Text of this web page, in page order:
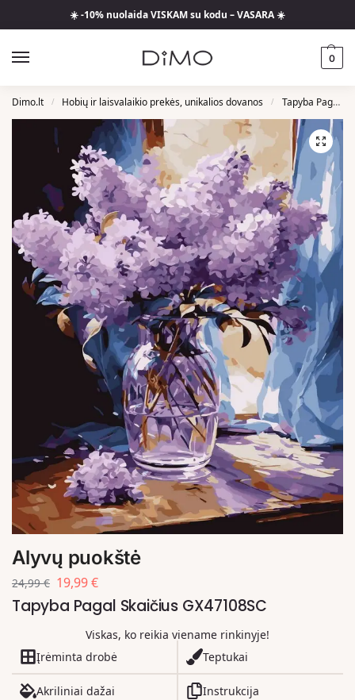
☀️ -10% nuolaida VISKAM su kodu – VASARA ☀️
0
Dimo.lt / Hobių ir laisvalaikio prekės, unikalios dovanos / Tapyba Pagal Skaičius
Alyvų puokštė
24,99€ 19,99€
Tapyba Pagal Skaičius GX47108SC
Viskas, ko reikia viename rinkinyje!
Įrėminta drobė
Teptukai
Akriliniai dažai Instrukcija